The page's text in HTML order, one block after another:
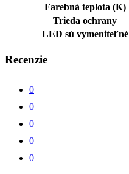
Farebná teplota (K)
Trieda ochrany
LED sú vymeniteľné
Recenzie
0
0
0
0
0